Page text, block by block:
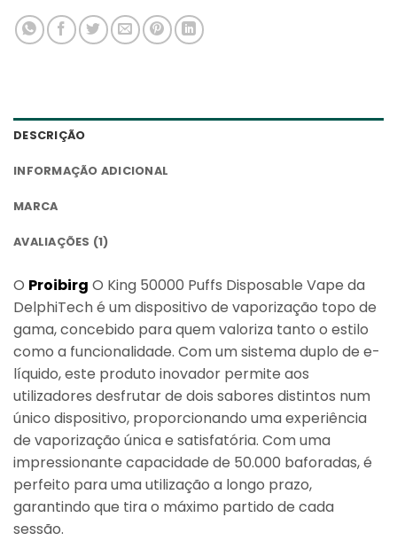
DESCRIÇÃO
INFORMAÇÃO ADICIONAL
MARCA
AVALIAÇÕES (1)
O Proibirg O King 50000 Puffs Disposable Vape da
DelphiTech é um dispositivo de vaporização topo de
gama, concebido para quem valoriza tanto o estilo
como a funcionalidade. Com um sistema duplo de e-
líquido, este produto inovador permite aos
utilizadores desfrutar de dois sabores distintos num
único dispositivo, proporcionando uma experiência
de vaporização única e satisfatória. Com uma
impressionante capacidade de 50.000 baforadas, é
perfeito para uma utilização a longo prazo,
garantindo que tira o máximo partido de cada
sessão.